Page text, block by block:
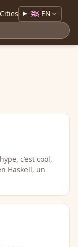
Cities 🇬🇧 EN
c’est cool,
Haskell, un